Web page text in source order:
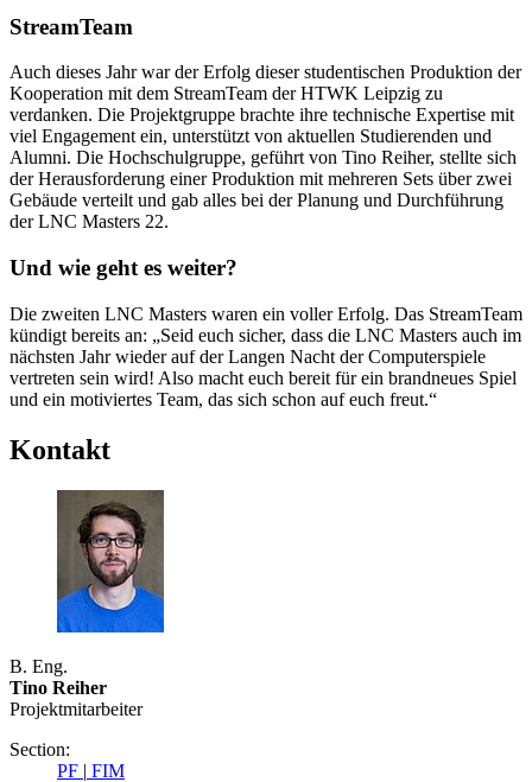
StreamTeam
Auch dieses Jahr war der Erfolg dieser studentischen Produktion der
Kooperation mit dem StreamTeam der HTWK Leipzig zu
verdanken. Die Projektgruppe brachte ihre technische Expertise mit
viel Engagement ein, unterstützt von aktuellen Studierenden und
Alumni. Die Hochschulgruppe, geführt von Tino Reiher, stellte sich
der Herausforderung einer Produktion mit mehreren Sets über zwei
Gebäude verteilt und gab alles bei der Planung und Durchführung
der LNC Masters 22.
Und wie geht es weiter?
Die zweiten LNC Masters waren ein voller Erfolg. Das StreamTeam
kündigt bereits an: „Seid euch sicher, dass die LNC Masters auch im
nächsten Jahr wieder auf der Langen Nacht der Computerspiele
vertreten sein wird! Also macht euch bereit für ein brandneues Spiel
und ein motiviertes Team, das sich schon auf euch freut.“
Kontakt
B. Eng.
Tino Reiher
Projektmitarbeiter
Section:
PF | FIM